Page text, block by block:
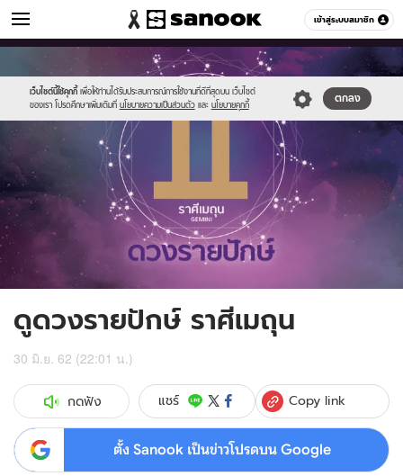
เข้าสู่ระบบสมาชิก
ดูดวง หมวดอื่นๆ
เว็บไซต์นี้ใช้คุกกี้ เพื่อให้ท่านได้รับประสบการณ์การใช้งานที่ดีที่สุดบน เว็บไซต์
ของเรา โปรดศึกษาเพิ่มเติมที่ นโยบายความเป็นส่วนตัว และ นโยบายคุกกี้
ตกลง
//s.isanook.com/sr/0/images/logo-
new-
sanook.png
//s.isanook.com/ho/0/ud/fxd/fortnightly/15day_gemini.png
ดูดวงรายปักษ์ ราศีเมถุน
30 มิ.ย. 62 (22:01 น.)
กดฟัง แชร์ Copy link
ตั้ง Sanook เป็นข่าวโปรดบน Google